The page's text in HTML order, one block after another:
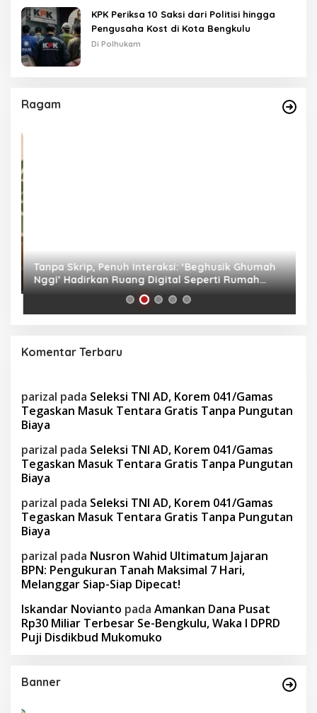
KPK Periksa 10 Saksi dari Politisi hingga
Pengusaha Kost di Kota Bengkulu
Di Polhukam
Ragam
Tanpa Skrip, Penuh Interaksi: ‘Beghusik Ghumah
Nggi’ Hadirkan Ruang Digital Seperti Rumah
Sendiri
Komentar Terbaru
parizal pada Seleksi TNI AD, Korem 041/Gamas
Tegaskan Masuk Tentara Gratis Tanpa Pungutan
Biaya
parizal pada Seleksi TNI AD, Korem 041/Gamas
Tegaskan Masuk Tentara Gratis Tanpa Pungutan
Biaya
parizal pada Seleksi TNI AD, Korem 041/Gamas
Tegaskan Masuk Tentara Gratis Tanpa Pungutan
Biaya
parizal pada Nusron Wahid Ultimatum Jajaran
BPN: Pengukuran Tanah Maksimal 7 Hari,
Melanggar Siap-Siap Dipecat!
Iskandar Novianto pada Amankan Dana Pusat
Rp30 Miliar Terbesar Se-Bengkulu, Waka I DPRD
Puji Disdikbud Mukomuko
Banner